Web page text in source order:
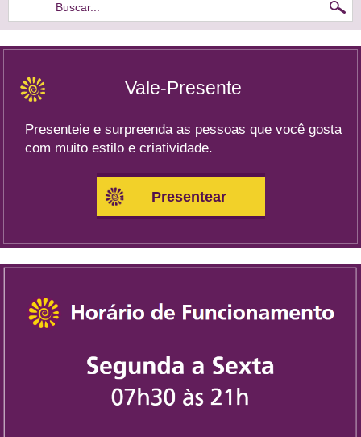
Buscar...
Vale-Presente
Presenteie e surpreenda as pessoas que você gosta
com muito estilo e criatividade.
Presentear